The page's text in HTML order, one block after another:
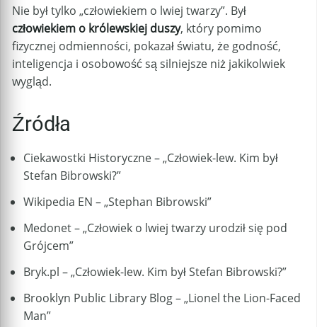
Nie był tylko „człowiekiem o lwiej twarzy”. Był
człowiekiem o królewskiej duszy, który pomimo
fizycznej odmienności, pokazał światu, że godność,
inteligencja i osobowość są silniejsze niż jakikolwiek
wygląd.
Źródła
Ciekawostki Historyczne – „Człowiek-lew. Kim był
Stefan Bibrowski?”
Wikipedia EN – „Stephan Bibrowski”
Medonet – „Człowiek o lwiej twarzy urodził się pod
Grójcem”
Bryk.pl – „Człowiek-lew. Kim był Stefan Bibrowski?”
Brooklyn Public Library Blog – „Lionel the Lion-Faced
Man”